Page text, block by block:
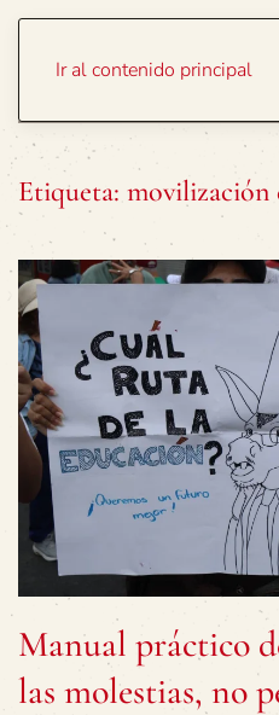
Ir al contenido principal
Etiqueta: movilización
Manual práctico
las molestias, no